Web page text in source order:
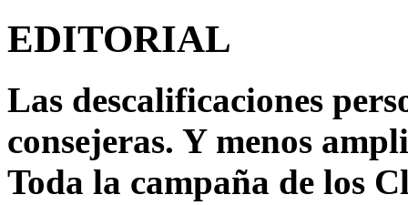
EDITORIAL
Las descalificaciones
consejeras. Y menos
Toda la campaña de los